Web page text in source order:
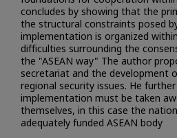
concludes by showing that the
the structural constraints posed
implementation is organized
difficulties surrounding the
the "ASEAN way" The author
secretariat and the development
regional security issues. He
implementation must be taken
themselves, in this case the
adequately funded ASEAN body